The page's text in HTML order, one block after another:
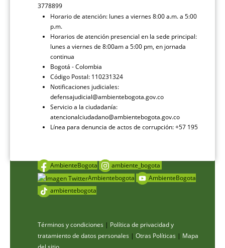
3778899
Horario de atención: lunes a viernes 8:00 a.m. a 5:00
p.m.
Horarios de atención presencial en la sede principal:
lunes a viernes de 8:00am a 5:00 pm, en jornada
continua
Bogotá - Colombia
Código Postal: 110231324
Notificaciones judiciales:
defensajudicial@ambientebogota.gov.co
Servicio a la ciudadanía:
atencionalciudadano@ambientebogota.gov.co
Línea para denuncia de actos de corrupción: +57 195
AmbienteBogota
ambiente_bogota
Ambientebogota
AmbienteBogota
ambientebogota
Términos y condiciones | Política de privacidad y
tratamiento de datos personales | Otras Políticas | Mapa